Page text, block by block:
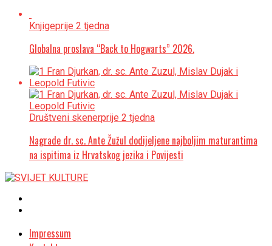
Knjigeprije 2 tjedna
Globalna proslava “Back to Hogwarts” 2026.
Društveni skenerprije 2 tjedna
Nagrade dr. sc. Ante Žužul dodijeljene najboljim maturantima
na ispitima iz Hrvatskog jezika i Povijesti
Impressum